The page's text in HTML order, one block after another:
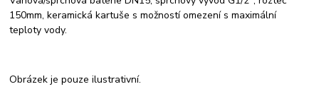
150mm, keramická kartuše s možností omezení s maximální
teploty vody.
Obrázek je pouze ilustrativní.